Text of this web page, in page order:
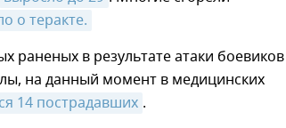
о теракте.
раненых в результате атаки боевиков
на данный момент в медицинских
14 пострадавших .